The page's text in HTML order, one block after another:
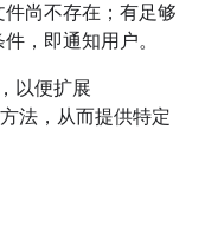
尚不存在；有足够
，即通知用户。
以便扩展
法，从而提供特定